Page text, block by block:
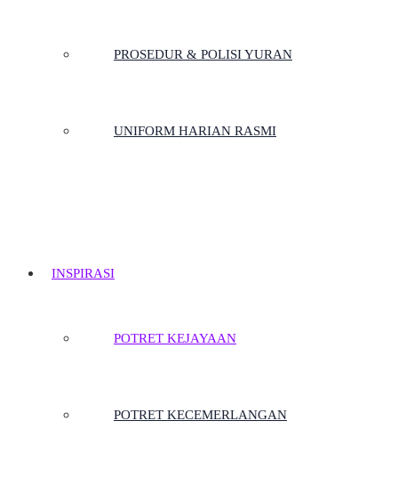
PROSEDUR & POLISI YURAN
UNIFORM HARIAN RASMI
INSPIRASI
POTRET KEJAYAAN
POTRET KECEMERLANGAN